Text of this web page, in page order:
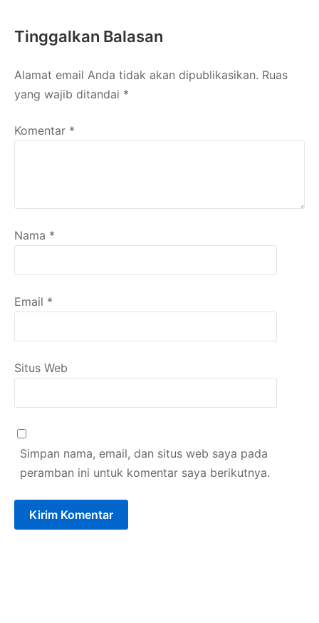
Tinggalkan Balasan
Alamat email Anda tidak akan dipublikasikan. Ruas
yang wajib ditandai *
Komentar *
Nama *
Email *
Situs Web
Simpan nama, email, dan situs web saya pada
peramban ini untuk komentar saya berikutnya.